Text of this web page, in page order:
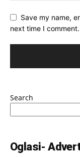
Save my name,
next time I comment.
Search
Oglasi-